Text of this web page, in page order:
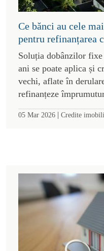
Ce bănci au cele
pentru refinanțarea
Soluția dobânzilor
ani se poate aplica și
vechi, aflate în
refinanțeze
05 Mar 2026 | Credite